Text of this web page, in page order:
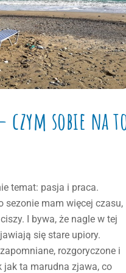
czym sobie na
temat: pasja i praca.
sezonie mam więcej czasu,
I bywa, że nagle w tej
się stare upiory.
rozgoryczone i
jak ta marudna zjawa, co